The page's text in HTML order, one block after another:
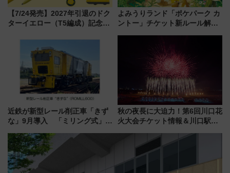
【7/24発売】2027年引退のドク
ターイエロー（T5編成）記念グ
売店舗まとめ
よみうりランド「ポケパーク カ
ントー」チケット新ルール解
本人確認が11月スタート
近鉄が新型レール削正車「きず
な」9月導入 「ミリング式」採
化！安全性や乗り心地の向上に
貢献するだけでなく、全線区で
活躍するための仕組みも
秋の夜長に大迫力！第6回川口花
火大会チケット情報＆川口駅か